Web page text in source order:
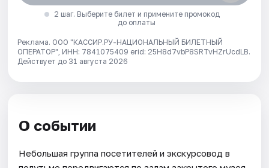
2 шаг. Выберите билет и примените промокод
до оплаты
Реклама. ООО "КАССИР.РУ-НАЦИОНАЛЬНЫЙ БИЛЕТНЫЙ
ОПЕРАТОР", ИНН: 7841075409 erid: 25H8d7vbP8SRTvHZrUcdLB.
Действует до 31 августа 2026
О событии
Небольшая группа посетителей и экскурсовод в